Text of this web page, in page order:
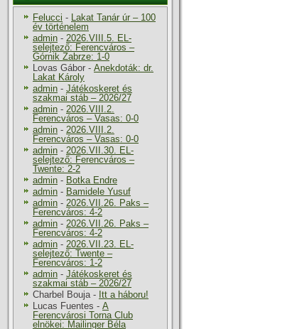
Felucci - Lakat Tanár úr – 100
év történelem
admin - 2026.VIII.5. EL-
selejtező: Ferencváros –
Górnik Zabrze: 1-0
Lovas Gábor - Anekdoták: dr.
Lakat Károly
admin - Játékoskeret és
szakmai stáb – 2026/27
admin - 2026.VIII.2.
Ferencváros – Vasas: 0-0
admin - 2026.VIII.2.
Ferencváros – Vasas: 0-0
admin - 2026.VII.30. EL-
selejtező: Ferencváros –
Twente: 2-2
admin - Botka Endre
admin - Bamidele Yusuf
admin - 2026.VII.26. Paks –
Ferencváros: 4-2
admin - 2026.VII.26. Paks –
Ferencváros: 4-2
admin - 2026.VII.23. EL-
selejtező: Twente –
Ferencváros: 1-2
admin - Játékoskeret és
szakmai stáb – 2026/27
Charbel Bouja- Itt a háboru!
Lucas Fuentes - A
Ferencvárosi Torna Club
elnökei: Mailinger Béla